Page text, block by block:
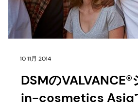
10 11月 2014
DSMの
in-cosmetics Asia